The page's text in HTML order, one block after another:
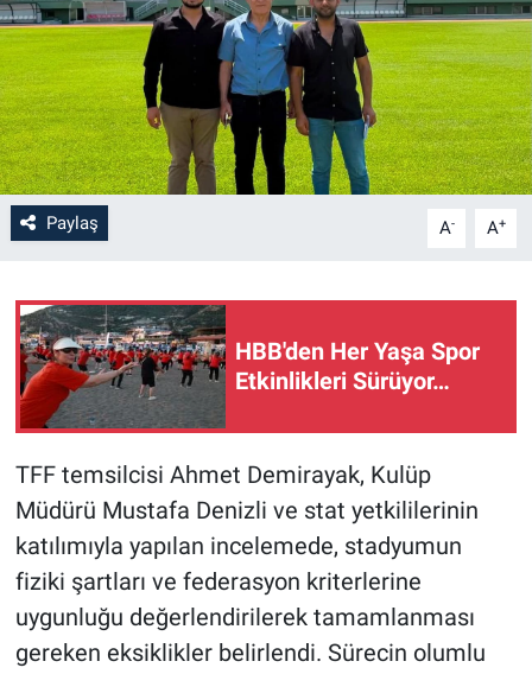
Paylaş A- A+
HBB'den Her Yaşa Spor
Etkinlikleri Sürüyor…
TFF temsilcisi Ahmet Demirayak, Kulüp
Müdürü Mustafa Denizli ve stat yetkililerinin
katılımıyla yapılan incelemede, stadyumun
fiziki şartları ve federasyon kriterlerine
uygunluğu değerlendirilerek tamamlanması
gereken eksiklikler belirlendi. Sürecin olumlu